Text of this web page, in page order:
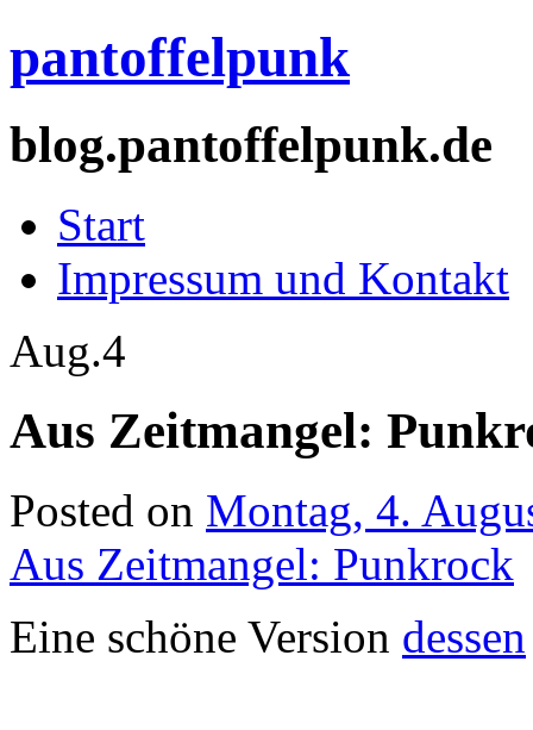
pantoffelpunk
blog.pantoffelpunk.de
Start
Impressum und Kontakt
Aug.4
Aus Zeitmangel:
Posted on Montag, 4.
Aus Zeitmangel: Punkrock
Eine schöne Version dessen